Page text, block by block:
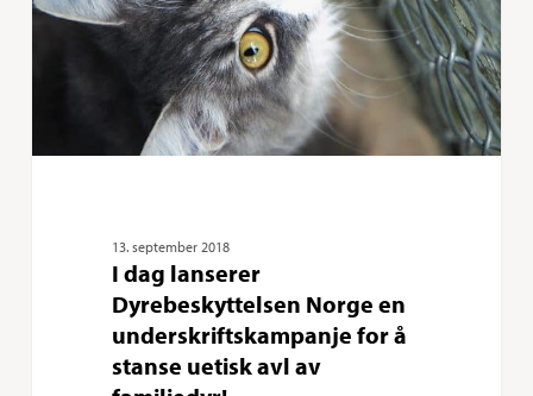
Norge
underskriftskampanje
å
familiedyr!
13. september 2018
I dag lanserer
Dyrebeskyttelsen Norge en
underskriftskampanje for å
stanse uetisk avl av